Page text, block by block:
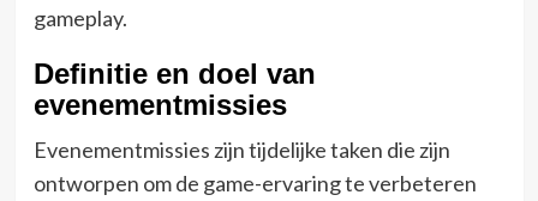
gameplay.
Definitie en doel van
evenementmissies
Evenementmissies zijn tijdelijke taken die zijn
ontworpen om de game-ervaring te verbeteren